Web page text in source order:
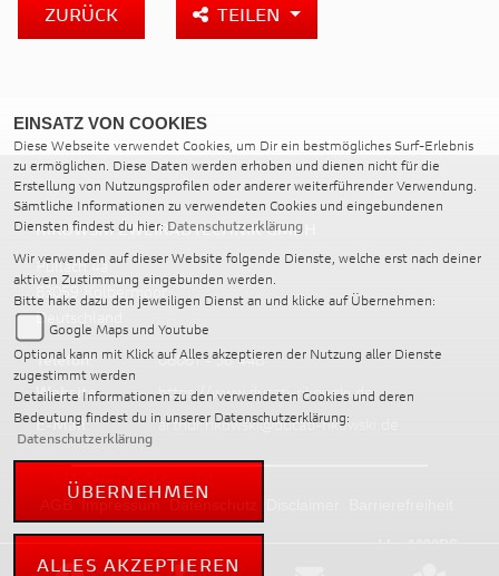
ZURÜCK TEILEN
RIKOWSKI ZWEIRADTECHNIK GMBH
Pullach 4a
83059 Kolbermoor
Deutschland
Telefon:
08061 - 36 448
Website:
https://www.ducati-rikowski.de
E-Mail:
arthur.rikowski@ducati-rikowski.de
EINSATZ VON COOKIES
Diese Webseite verwendet Cookies, um Dir ein bestmögliches Surf-Erlebnis
zu ermöglichen. Diese Daten werden erhoben und dienen nicht für die
Erstellung von Nutzungsprofilen oder anderer weiterführender Verwendung.
Sämtliche Informationen zu verwendeten Cookies und eingebundenen
Diensten findest du hier: Datenschutzerklärung
Wir verwenden auf dieser Website folgende Dienste, welche erst nach deiner
aktiven Zustimmung eingebunden werden.
Bitte hake dazu den jeweiligen Dienst an und klicke auf Übernehmen:
Google Maps und Youtube
Optional kann mit Klick auf Alles akzeptieren der Nutzung aller Dienste
zugestimmt werden
Detailierte Informationen zu den verwendeten Cookies und deren
Bedeutung findest du in unserer Datenschutzerklärung:
Datenschutzerklärung
ÜBERNEHMEN
ALLES AKZEPTIEREN